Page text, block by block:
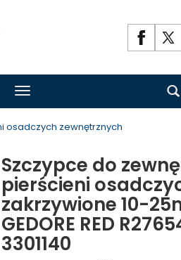
osadczych zewnętrznych
Szczypce do
pierścieni
zakrzywione 10-
GEDORE RED
3301140